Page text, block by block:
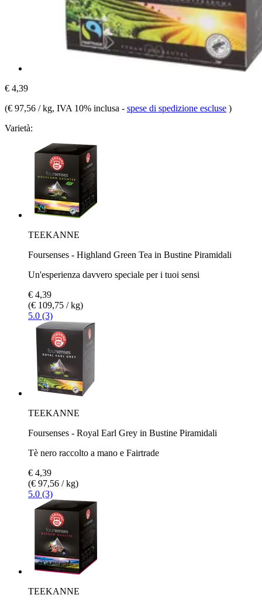
€ 4,39
(€ 97,56 / kg, IVA 10% inclusa - spese di spedizione escluse )
Varietà:
TEEKANNE
Foursenses - Highland Green Tea in Bustine Piramidali
Un'esperienza davvero speciale per i tuoi sensi
€ 4,39
(€ 109,75 / kg)
5.0 (3)
TEEKANNE
Foursenses - Royal Earl Grey in Bustine Piramidali
Tè nero raccolto a mano e Fairtrade
€ 4,39
(€ 97,56 / kg)
5.0 (3)
TEEKANNE